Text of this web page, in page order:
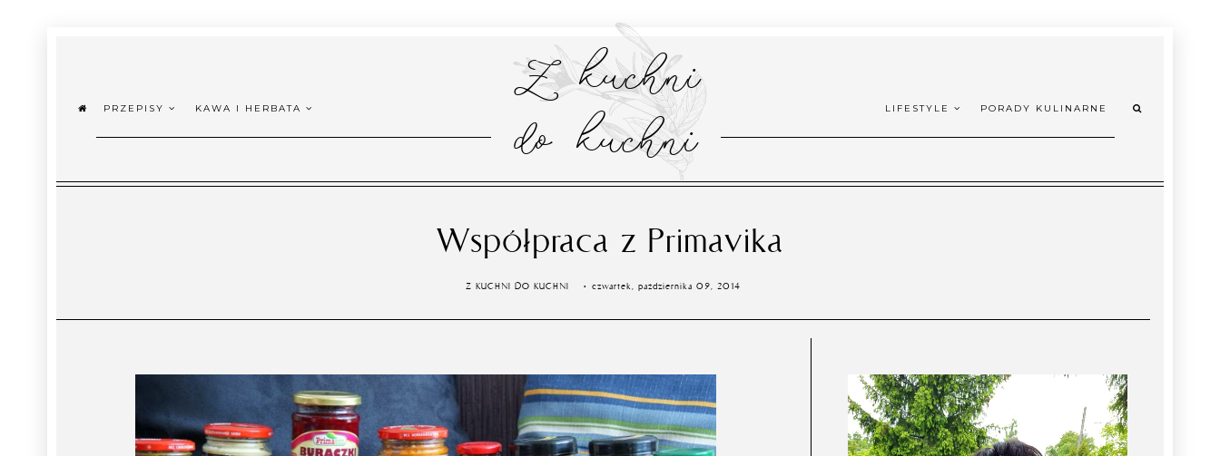
PRZEPISY KAWA I HERBATA
Z kuchni
do kuchni
LIFESTYLE PORADY KULINARNE
Współpraca z Primavika
Z KUCHNI DO KUCHNI czwartek, października 09, 2014